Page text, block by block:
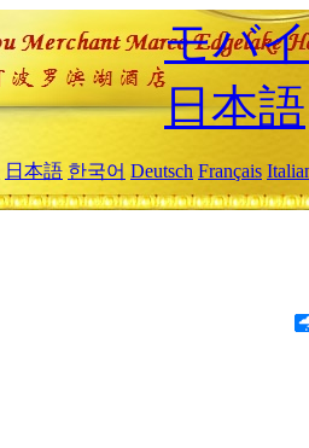
モバ
日本語
日本語 한국어 Deutsch Français